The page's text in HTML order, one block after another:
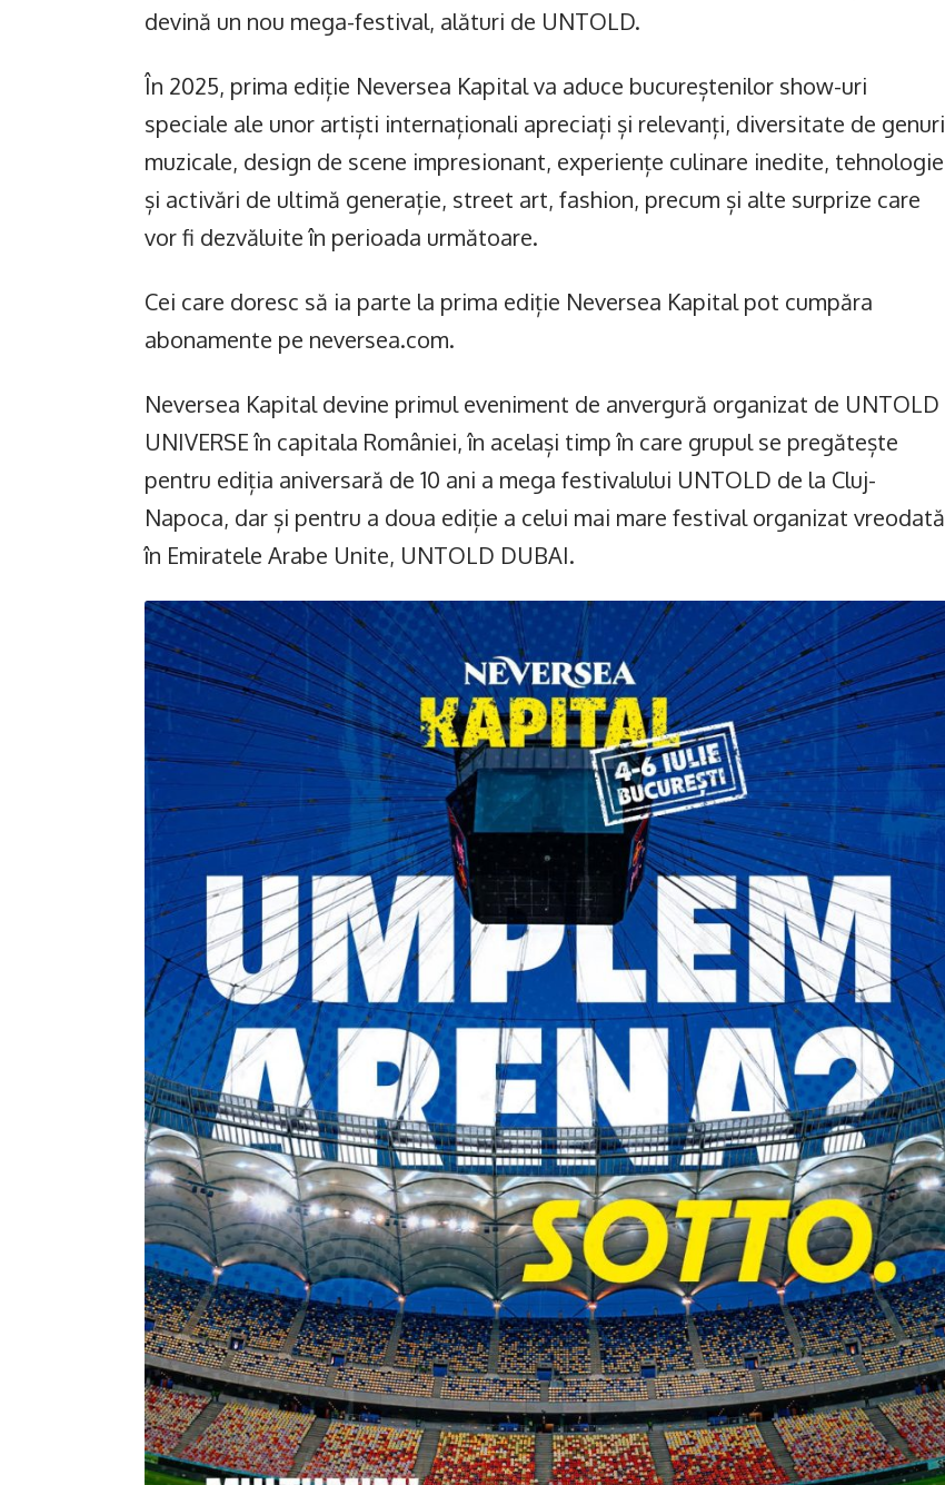
devină un nou mega-festival, alături de UNTOLD.
În 2025, prima ediție Neversea Kapital va aduce bucureștenilor show-uri
speciale ale unor artiști internaționali apreciați și relevanți, diversitate de genuri
muzicale, design de scene impresionant, experiențe culinare inedite, tehnologie
și activări de ultimă generație, street art, fashion, precum și alte surprize care
vor fi dezvăluite în perioada următoare.
Cei care doresc să ia parte la prima ediție Neversea Kapital pot cumpăra
abonamente pe neversea.com.
Neversea Kapital devine primul eveniment de anvergură organizat de UNTOLD
UNIVERSE în capitala României, în același timp în care grupul se pregătește
pentru ediția aniversară de 10 ani a mega festivalului UNTOLD de la Cluj-
Napoca, dar și pentru a doua ediție a celui mai mare festival organizat vreodată
în Emiratele Arabe Unite, UNTOLD DUBAI.